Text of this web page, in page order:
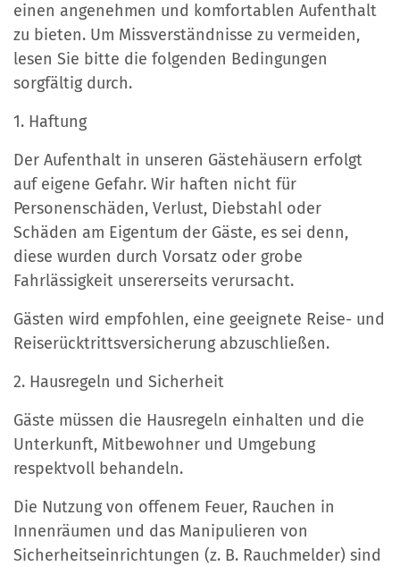
einen angenehmen und komfortablen Aufenthalt
zu bieten. Um Missverständnisse zu vermeiden,
lesen Sie bitte die folgenden Bedingungen
sorgfältig durch.
1. Haftung
Der Aufenthalt in unseren Gästehäusern erfolgt
auf eigene Gefahr. Wir haften nicht für
Personenschäden, Verlust, Diebstahl oder
Schäden am Eigentum der Gäste, es sei denn,
diese wurden durch Vorsatz oder grobe
Fahrlässigkeit unsererseits verursacht.
Gästen wird empfohlen, eine geeignete Reise- und
Reiserücktrittsversicherung abzuschließen.
2. Hausregeln und Sicherheit
Gäste müssen die Hausregeln einhalten und die
Unterkunft, Mitbewohner und Umgebung
respektvoll behandeln.
Die Nutzung von offenem Feuer, Rauchen in
Innenräumen und das Manipulieren von
Sicherheitseinrichtungen (z. B. Rauchmelder) sind